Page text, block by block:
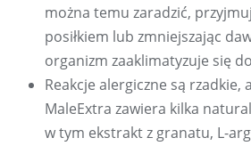
można temu zaradzić,
posiłkiem lub zmniejszając
organizm zaaklimatyzuje się
Reakcje alergiczne są rzadkie,
MaleExtra zawiera kilka
w tym ekstrakt z granatu, L-